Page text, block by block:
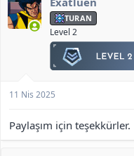
i
l
e
TURAN
Level 2
11 Nis 2025
Paylaşım için teşekkürler.